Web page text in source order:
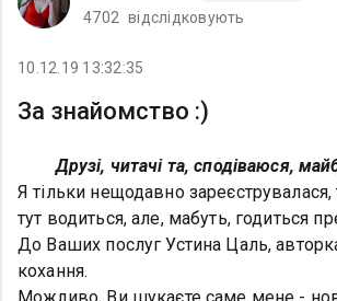
4702 відслідковують
10.12.19 13:32:35
За знайомство :)
Друзі, читачі та, сподіваюся,
Я тільки нещодавно
тут водиться, але, мабуть, годиться
До Ваших послуг Устина Цаль,
кохання.